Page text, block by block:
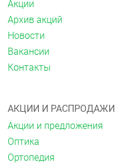
сравнению с
снижению
Таблица 1. Результаты
ацикловира при приеме
валацикловира от 250 мг
добровольцами с
Фармакокинетические
(N=8)
Cmax мкмоль/л 9,78±1,71
36,9±6,36
мкг/мл 2,20±0,38 3,37±0,95
Акции
Архив акций
Новости
Вакансии
Контакты
АКЦИИ И РАСПРОДАЖИ
Акции и предложения
Оптика
Ортопедия